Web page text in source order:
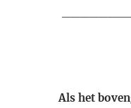
Als het